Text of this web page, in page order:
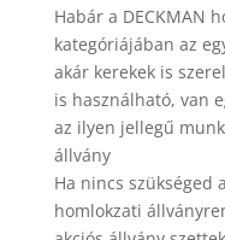
Habár a DECKMAN
kategóriájában az
akár kerekek is
is használható, van
az ilyen jellegű
állvány
Ha nincs szükséged
homlokzati